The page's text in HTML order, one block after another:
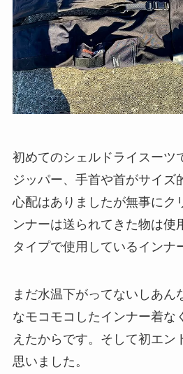
初めてのシェルドライスーツ
ジッパー、手首や首がサイズ
心配はありましたが無事にク
ンナーは送られてきた物は使
タイプで使用しているインナ
まだ水温下がってないしあん
なモコモコしたインナー着な
えたからです。そして初エン
思いました。